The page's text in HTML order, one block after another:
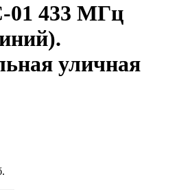
433 МГц
уличная